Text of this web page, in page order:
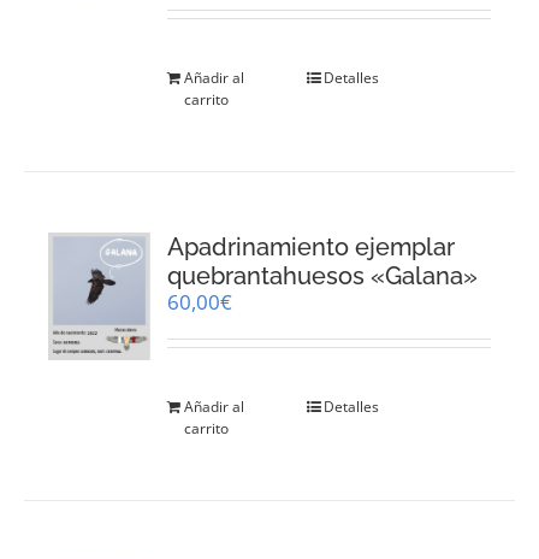
Añadir al
carrito
Detalles
Apadrinamiento ejemplar
quebrantahuesos «Galana»
60,00€
Añadir al
carrito
Detalles